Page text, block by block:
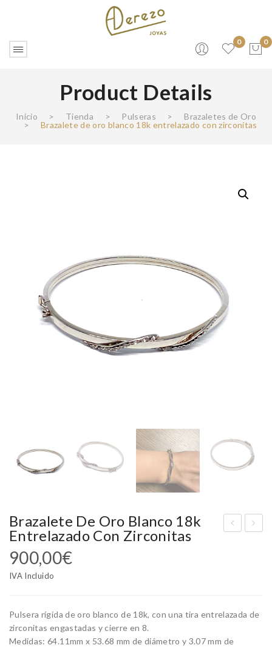
0
No products in the cart.
0
Product Details
Inicio > Tienda > Pulseras >
Brazaletes de Oro
>
Brazalete de oro blanco 18k entrelazado con zirconitas
nco
Brazalete De Oro Blanco 18k
Entrelazado Con Zirconitas
900,00€
IVA Incluido
Pulsera rígida de oro blanco de 18k, con una tira entrelazada de
zirconitas engastadas y cierre en 8.
Medidas: 64.11mm x 53.68 mm de diámetro y 3.07 mm de